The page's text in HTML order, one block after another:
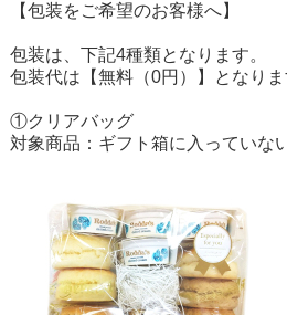
【包装をご希望のお客様へ】
包装は、下記4種類となります。
包装代は【無料（0円）】となりま
①クリアバッグ
対象商品：ギフト箱に入っていな